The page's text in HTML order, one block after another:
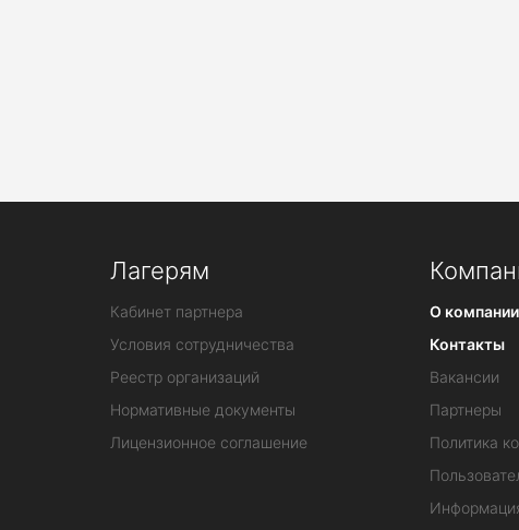
Лагерям
Кабинет партнера
Условия сотрудничества
Реестр организаций
Нормативные документы
Лицензионное соглашение
О компании
Контакты
Вакансии
Партнеры
Политика